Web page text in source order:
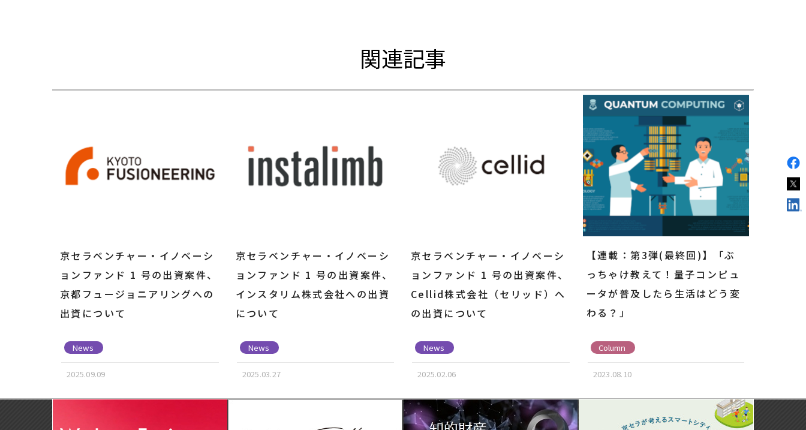
関連記事
京セラベンチャー・イノベーシ
ョンファンド 1 号の出資案件、
京都フュージョニアリングへの
出資について
News
2025.09.09
京セラベンチャー・イノベーシ
ョンファンド 1 号の出資案件、
インスタリム株式会社への出資
について
News
2025.03.27
京セラベンチャー・イノベーシ
ョンファンド 1 号の出資案件、
Cellid株式会社（セリッド）へ
の出資について
News
2025.02.06
【連載：第3弾(最終回)】「ぶ
っちゃけ教えて！量子コンピュ
ータが普及したら生活はどう変
わる？」
Column
2023.08.10